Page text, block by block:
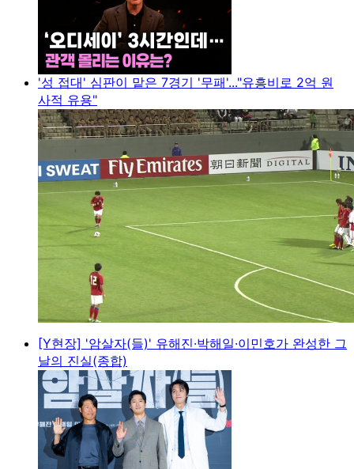
'성 접대' 심판이 맡은 7경기 '무패'..."유흥비로 2억 원
사적 유용"
[Y현장] '암살자(들)' 유해진·박해일·이민호가 완성한 그
날의 진실(종합)